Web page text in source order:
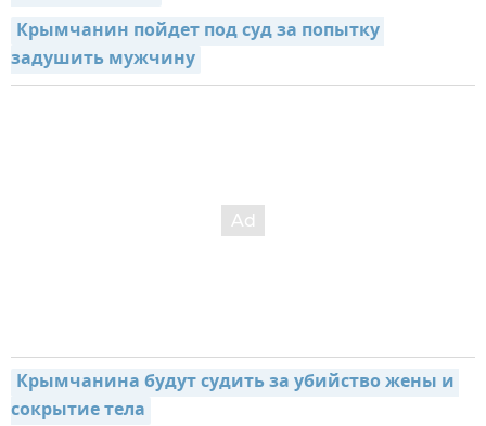
Крымчанин пойдет под суд за попытку
задушить мужчину
Крымчанина будут судить за убийство жены и
сокрытие тела